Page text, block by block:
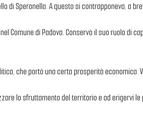
di Speronella. A questo si contrapponeva, a
Comune di Padova. Conservò il suo ruolo di
che portò una certa prosperità economica.
lo sfruttamento del territorio e ad erigervi le